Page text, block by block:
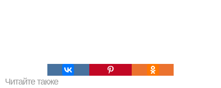
Читайте также